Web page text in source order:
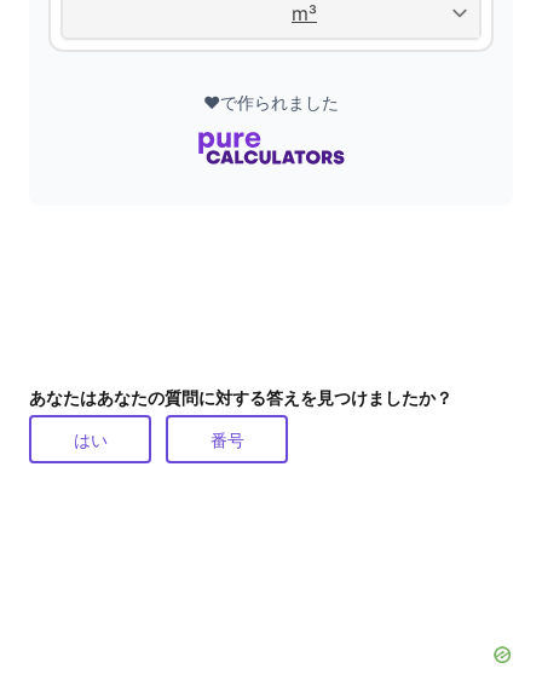
❤️で作られました
あなたはあなたの質問に対する答えを見つけましたか？
はい 番号